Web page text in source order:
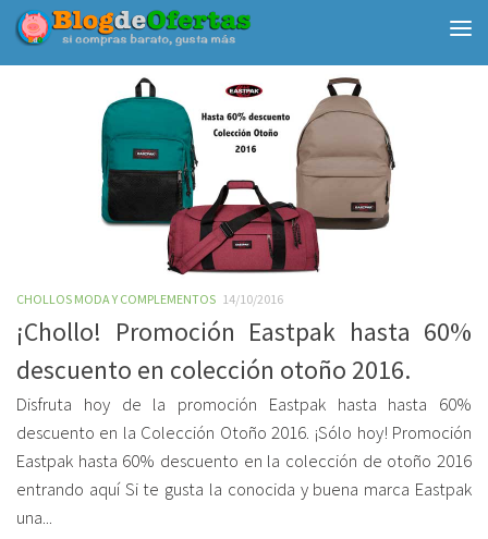
Debajo del contenido
CHOLLOS MODA Y COMPLEMENTOS 14/10/2016
¡Chollo! Promoción Eastpak hasta 60%
descuento en colección otoño 2016.
Disfruta hoy de la promoción Eastpak hasta hasta 60%
descuento en la Colección Otoño 2016. ¡Sólo hoy! Promoción
Eastpak hasta 60% descuento en la colección de otoño 2016
entrando aquí Si te gusta la conocida y buena marca Eastpak
una...